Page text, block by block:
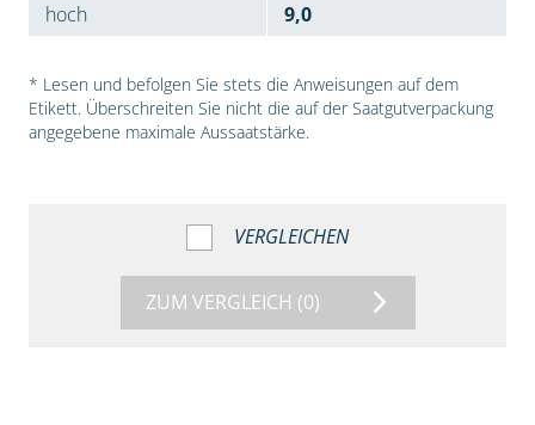
hoch
9,0
* Lesen und befolgen Sie stets die Anweisungen auf dem
Etikett. Überschreiten Sie nicht die auf der Saatgutverpackung
angegebene maximale Aussaatstärke.
VERGLEICHEN
ZUM VERGLEICH (0)